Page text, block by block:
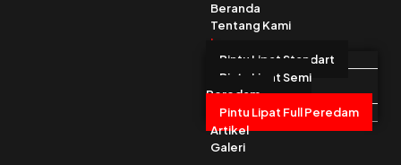
Beranda
Tentang Kami
Layanan
Pintu Lipat Standart
Pintu Lipat Semi
Peredam
Pintu Lipat Full Peredam
Artikel
Galeri